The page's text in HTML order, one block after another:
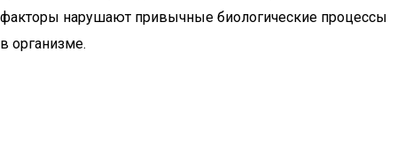
факторы нарушают привычные биологические процессы
в организме.